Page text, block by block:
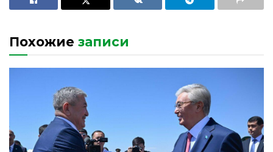
Похожие записи